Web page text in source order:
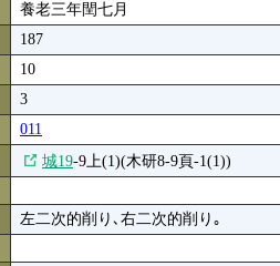
養老三年閏七月
187
10
3
011
城19-9上(1)(木研8-9頁-1(1))
左二次的削り､右二次的削り｡